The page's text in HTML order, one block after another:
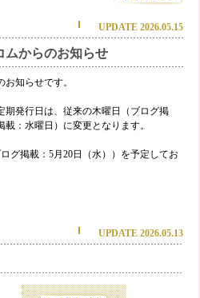
UPDATE 2026.05.15
ムからのお知らせ
知らせです。
期発行日は、従来の木曜日（ブログ掲
：水曜日）に変更となります。
グ掲載：5月20日（水））を予定してお
UPDATE 2026.05.13